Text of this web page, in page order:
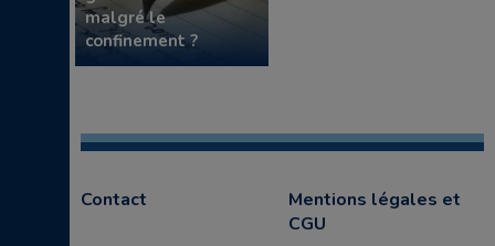
malgré le
confinement ?
Contact
Mentions légales et
CGU